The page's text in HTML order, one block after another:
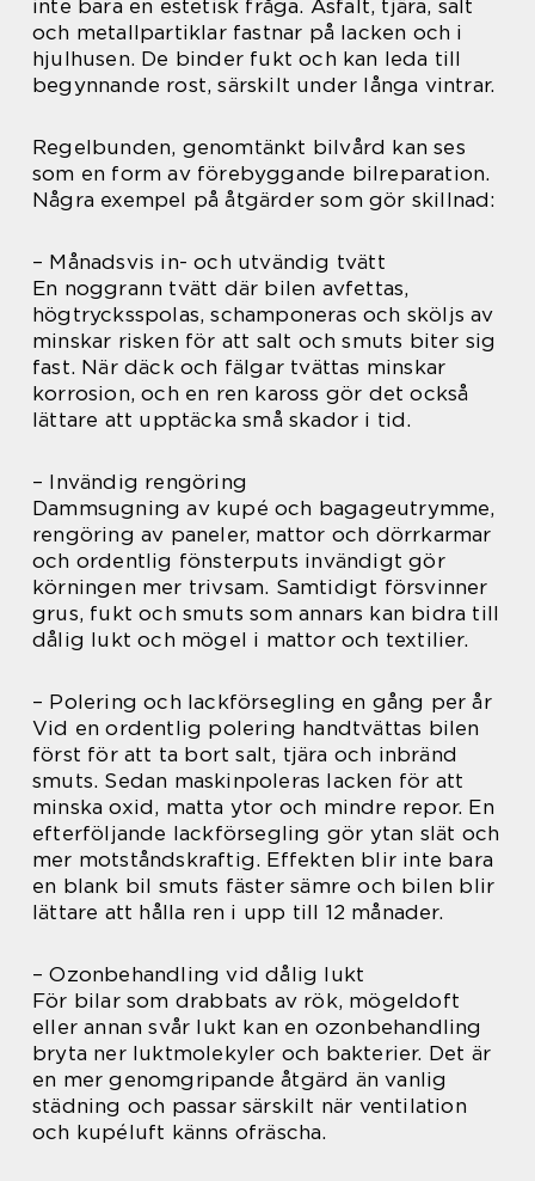
inte bara en estetisk fråga. Asfalt, tjära, salt
och metallpartiklar fastnar på lacken och i
hjulhusen. De binder fukt och kan leda till
begynnande rost, särskilt under långa vintrar.
Regelbunden, genomtänkt bilvård kan ses
som en form av förebyggande bilreparation.
Några exempel på åtgärder som gör skillnad:
– Månadsvis in- och utvändig tvätt
En noggrann tvätt där bilen avfettas,
högtrycksspolas, schamponeras och sköljs av
minskar risken för att salt och smuts biter sig
fast. När däck och fälgar tvättas minskar
korrosion, och en ren kaross gör det också
lättare att upptäcka små skador i tid.
– Invändig rengöring
Dammsugning av kupé och bagageutrymme,
rengöring av paneler, mattor och dörrkarmar
och ordentlig fönsterputs invändigt gör
körningen mer trivsam. Samtidigt försvinner
grus, fukt och smuts som annars kan bidra till
dålig lukt och mögel i mattor och textilier.
– Polering och lackförsegling en gång per år
Vid en ordentlig polering handtvättas bilen
först för att ta bort salt, tjära och inbränd
smuts. Sedan maskinpoleras lacken för att
minska oxid, matta ytor och mindre repor. En
efterföljande lackförsegling gör ytan slät och
mer motståndskraftig. Effekten blir inte bara
en blank bil smuts fäster sämre och bilen blir
lättare att hålla ren i upp till 12 månader.
– Ozonbehandling vid dålig lukt
För bilar som drabbats av rök, mögeldoft
eller annan svår lukt kan en ozonbehandling
bryta ner luktmolekyler och bakterier. Det är
en mer genomgripande åtgärd än vanlig
städning och passar särskilt när ventilation
och kupéluft känns ofräscha.